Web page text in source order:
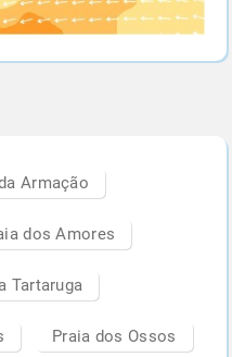
Armação
dos Amores
Tartaruga
Praia dos Ossos